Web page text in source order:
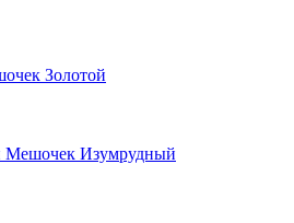
Золотой
Мешочек Изумрудный